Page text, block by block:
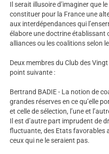
Il serait illusoire d’imaginer que
constituer pour la France une
aux interdépendances qui
élabore une doctrine établissant
alliances ou les coalitions selon
Deux membres du Club des
point suivante :
Bertrand BADIE - La notion de
grandes réserves en ce qu’elle
et celle de sélection, l’une et
Il est d’autre part imprudent de
fluctuante, des Etats favorables
ceux qui ne le seraient pas.